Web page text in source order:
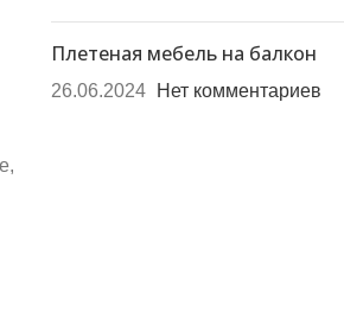
Плетеная мебель на балкон
26.06.2024 Нет комментариев